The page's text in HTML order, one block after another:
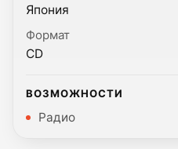
Япония
Формат
CD
ВОЗМОЖНОСТИ
Радио